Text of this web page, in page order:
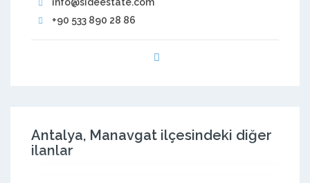
+90 533 890 28 86
Antalya, Manavgat ilçesindeki diğer
ilanlar